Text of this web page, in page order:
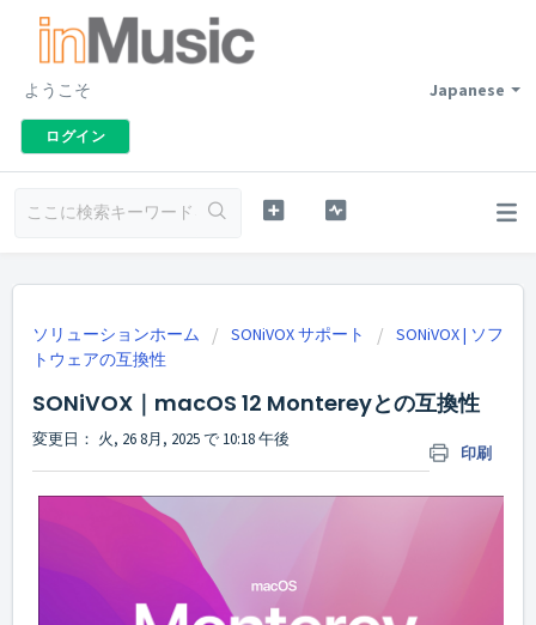
Japanese
ようこそ
ログイン
ソリューションホーム SONiVOX サポート
SONiVOX | ソフ
トウェアの互換性
SONiVOX｜macOS 12 Montereyとの互換性
印刷
変更日： 火, 26 8月, 2025 で 10:18 午後